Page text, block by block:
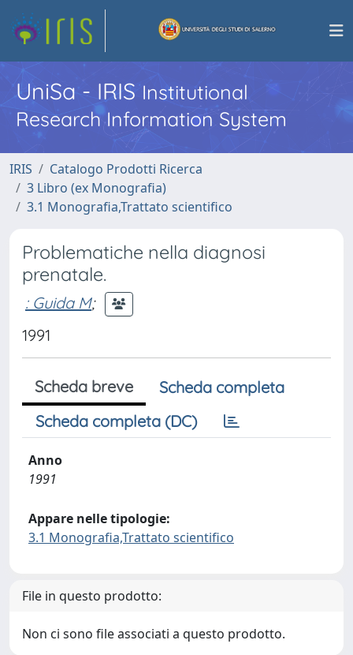
UniSa - IRISInstitutional
Research Information System
IRIS
Catalogo Prodotti Ricerca
3 Libro (ex Monografia)
3.1 Monografia,Trattato scientifico
Problematiche nella diagnosi
prenatale.
: Guida M;
1991
Scheda breve
Scheda completa
Scheda completa (DC)
Anno
1991
Appare nelle tipologie:
3.1 Monografia,Trattato scientifico
File in questo prodotto:
Non ci sono file associati a questo prodotto.